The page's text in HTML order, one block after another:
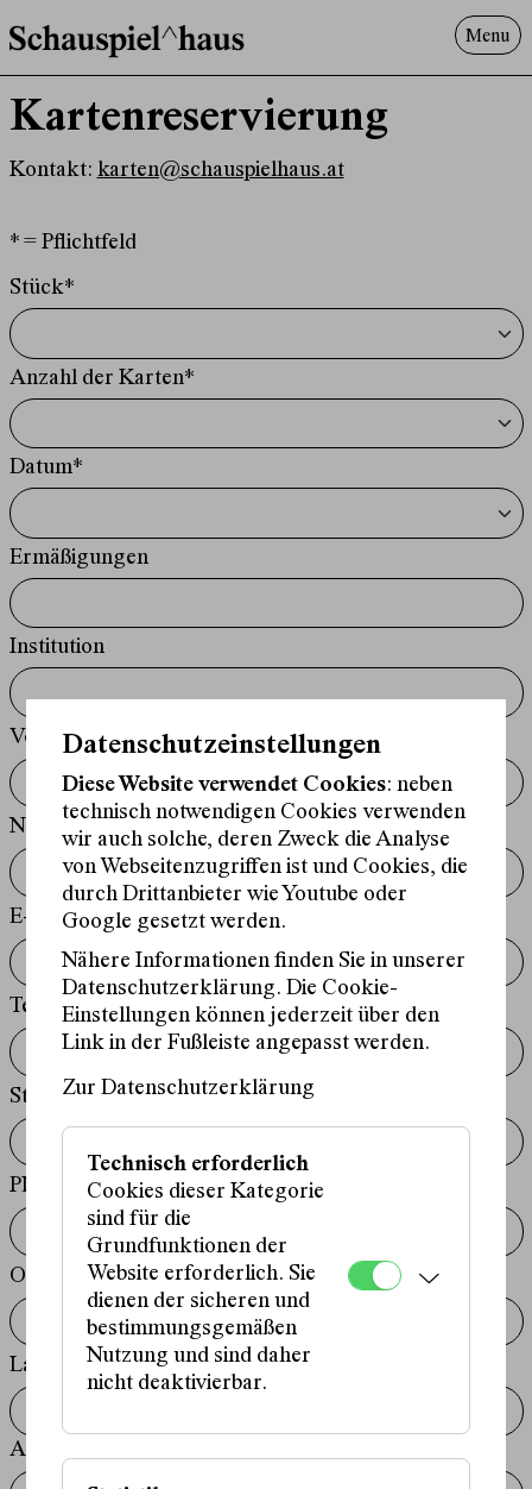
Menu
Offenes^Haus
Kartenreservierung
Kontakt: karten@schauspielhaus.at
* = Pflichtfeld
Stück*
Anzahl der Karten*
Datum*
Ermäßigungen
Institution
Vorname*
Nachname*
E-Mail*
Telefon*
Straße
PLZ
Ort
Land
Anmerkungen
Datenschutzeinstellungen
Diese Website verwendet Cookies: neben
technisch notwendigen Cookies verwenden
wir auch solche, deren Zweck die Analyse
von Webseitenzugriffen ist und Cookies, die
durch Drittanbieter wie Youtube oder
Google gesetzt werden.
Nähere Informationen finden Sie in unserer
Datenschutzerklärung. Die Cookie-
Einstellungen können jederzeit über den
Link in der Fußleiste angepasst werden.
Zur Datenschutzerklärung
Technisch erforderlich
Cookies dieser Kategorie
sind für die
Grundfunktionen der
Website erforderlich. Sie
dienen der sicheren und
bestimmungsgemäßen
Nutzung und sind daher
nicht deaktivierbar.